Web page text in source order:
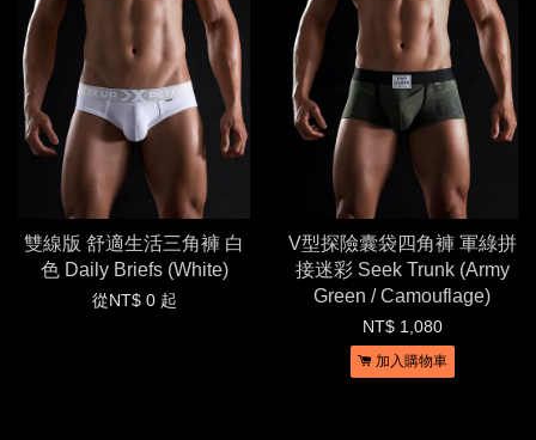
雙線版 舒適生活三角褲 白
色 Daily Briefs (White)
從 NT$ 0 起
V型探險囊袋四角褲 軍綠拼
接迷彩 Seek Trunk (Army
Green / Camouflage)
NT$ 1,080
加入購物車